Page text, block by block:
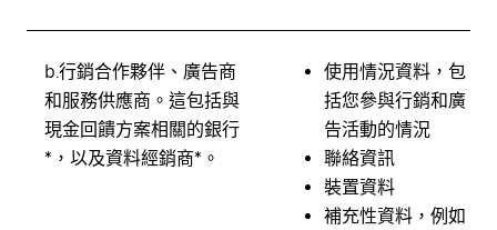
b. 行銷合作夥伴、廣告商
和服務供應商。 這包括與
現金回饋方案相關的銀行
*，以及資料經銷商*。
使用情況資料，包
括您參與行銷和廣
告活動的情況
聯絡資訊
裝置資料
補充性資料，例如